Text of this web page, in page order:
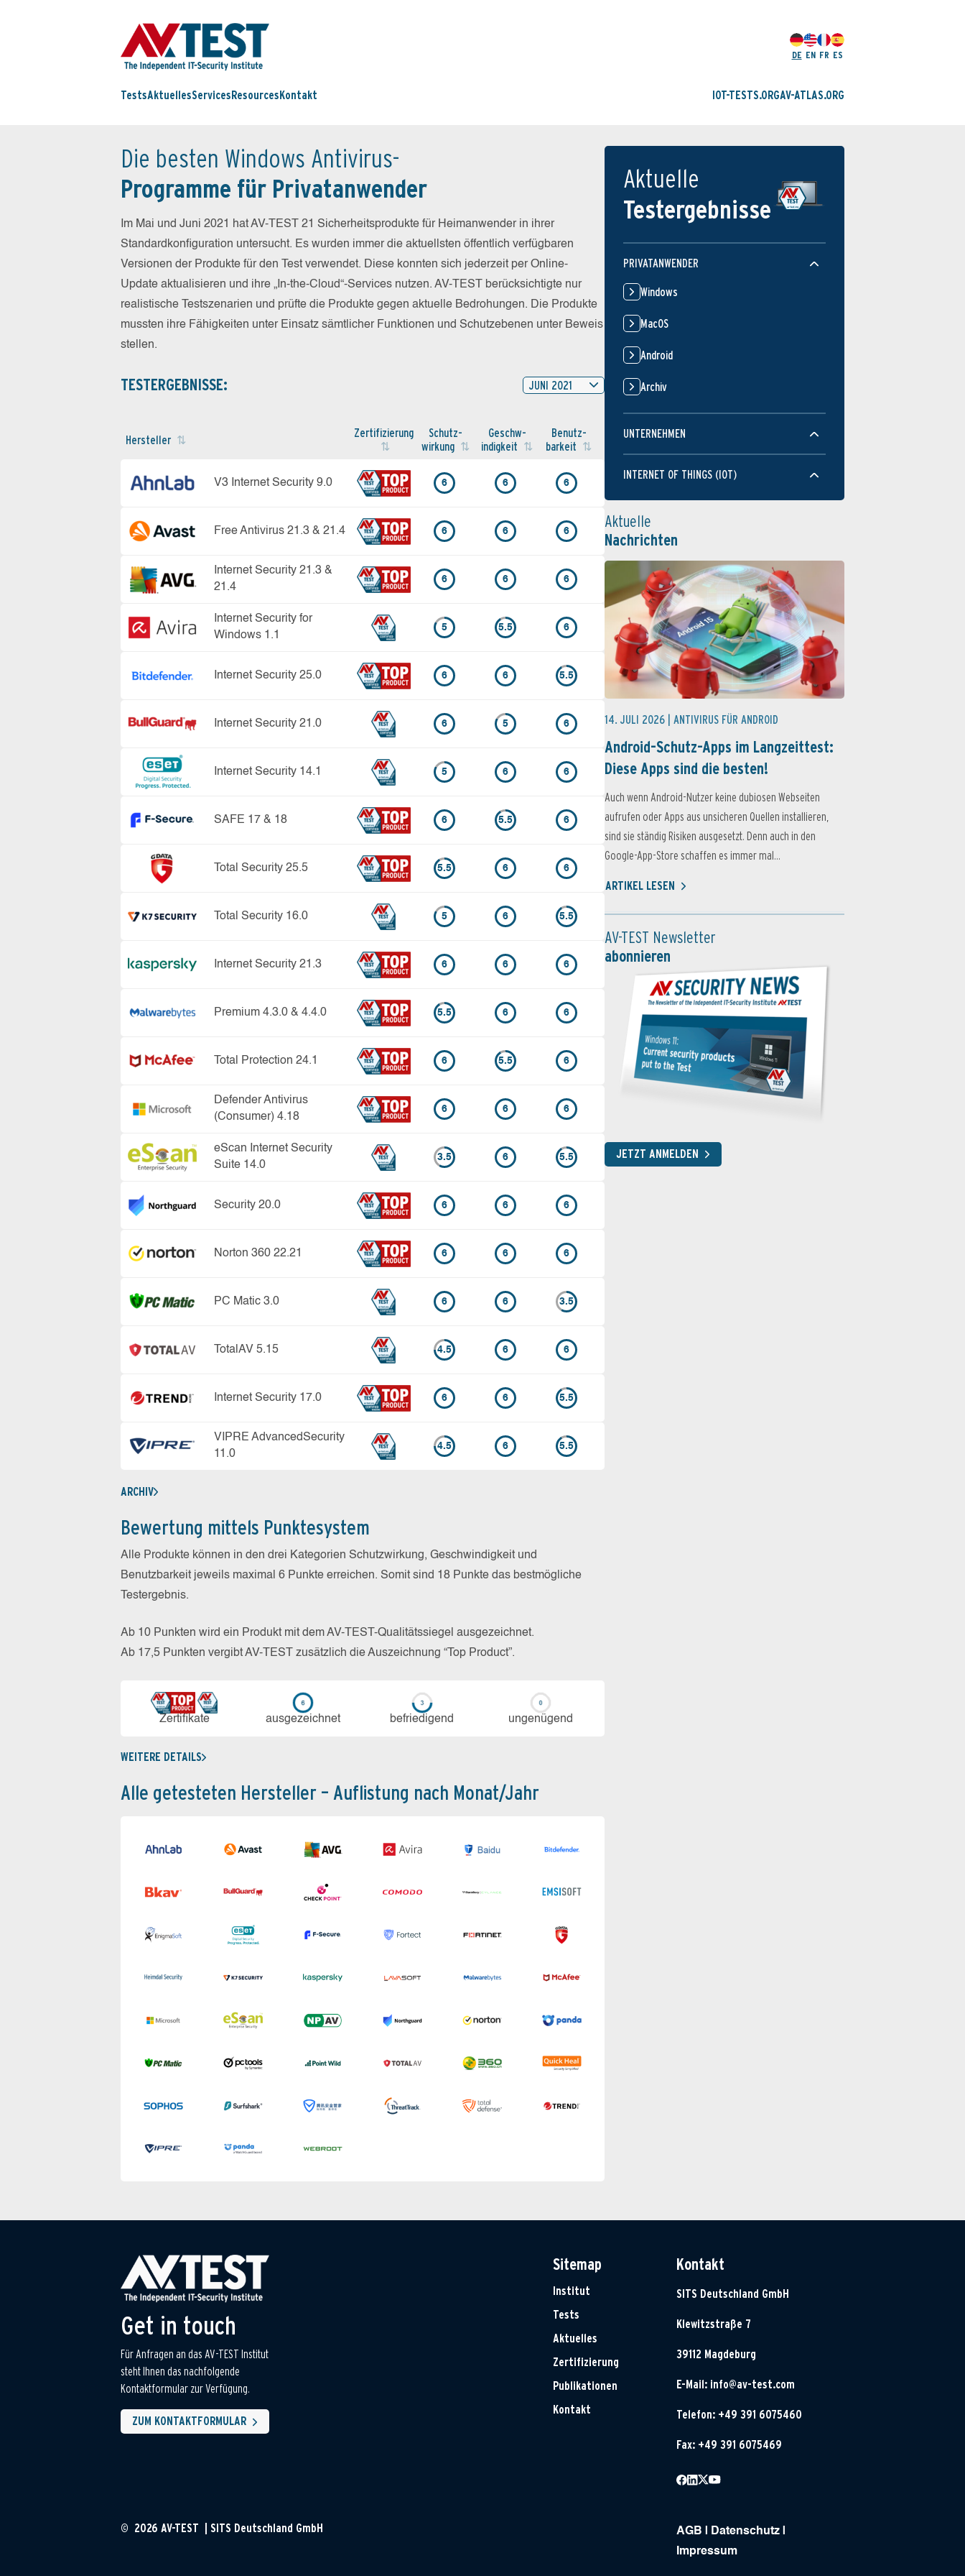
DE EN FR ES
TestsAktuellesServices Resources Kontakt IOT-TESTS.ORGAV-ATLAS.ORG
Die besten Windows Antivirus-
Programme für Privatanwender
Im Mai und Juni 2021 hat AV-TEST 21 Sicherheitsprodukte für Heimanwender in ihrer
Standardkonfiguration untersucht. Es wurden immer die aktuellsten öffentlich verfügbaren
Versionen der Produkte für den Test verwendet. Diese konnten sich jederzeit per Online-
Update aktualisieren und ihre „In-the-Cloud“-Services nutzen. AV-TEST berücksichtigte nur
realistische Testszenarien und prüfte die Produkte gegen aktuelle Bedrohungen. Die Produkte
mussten ihre Fähigkeiten unter Einsatz sämtlicher Funktionen und Schutzebenen unter Beweis
stellen.
TESTERGEBNISSE: JUNI 2021
Hersteller Zertifi­zierung
Schutz­
wirkung
Geschw­
indigkeit
Benutz­
barkeit
V3 Internet Security 9.0 6 6 6
Free Antivirus 21.3 & 21.4 6 6 6
Internet Security 21.3 &
21.4
6 6 6
Internet Security for
Windows 1.1
5 5.5 6
Internet Security 25.0 6 6 5.5
Internet Security 21.0 6 5 6
Internet Security 14.1 5 6 6
SAFE 17 & 18 6 5.5 6
Total Security 25.5 5.5 6 6
Total Security 16.0 5 6 5.5
Internet Security 21.3 6 6 6
Premium 4.3.0 & 4.4.0 5.5 6 6
Total Protection 24.1 6 5.5 6
Defender Antivirus
(Consumer) 4.18
6 6 6
eScan Internet Security
Suite 14.0
3.5 6 5.5
Security 20.0 6 6 6
Norton 360 22.21 6 6 6
PC Matic 3.0 6 6 3.5
TotalAV 5.15 4.5 6 6
Internet Security 17.0 6 6 5.5
VIPRE AdvancedSecurity
11.0
4.5 6 5.5
ARCHIV
Bewertung mittels Punktesystem
Alle Produkte können in den drei Kategorien Schutzwirkung, Geschwindigkeit und
Benutzbarkeit jeweils maximal 6 Punkte erreichen. Somit sind 18 Punkte das bestmögliche
Testergebnis.
Ab 10 Punkten wird ein Produkt mit dem AV-TEST-Qualitätssiegel ausgezeichnet.
Ab 17,5 Punkten vergibt AV-TEST zusätzlich die Auszeichnung “Top Product”.
Zerti­fikate aus­ge­zeich­net be­frie­di­gend un­ge­nü­gend
WEITERE DETAILS
Alle getesteten Hersteller – Auflistung nach Monat/Jahr
Aktuelle
Testergebnisse
PRIVATANWENDER
Windows
MacOS
Android
Archiv
UNTERNEHMEN
INTERNET OF THINGS (IOT)
Aktuelle
Nachrichten
14. JULI 2026 | ANTIVIRUS FÜR ANDROID
Android-Schutz-Apps im Langzeittest:
Diese Apps sind die besten!
Auch wenn Android-Nutzer keine dubiosen Webseiten
aufrufen oder Apps aus unsicheren Quellen installieren,
sind sie ständig Risiken ausgesetzt. Denn auch in den
Google-App-Store schaffen es immer mal...
ARTIKEL LESEN
AV-TEST Newsletter
abonnieren
JETZT ANMELDEN
Get in touch
Für Anfragen an das AV-TEST Institut
steht Ihnen das nachfolgende
Kontaktformular zur Verfügung.
ZUM KONTAKTFORMULAR
Sitemap
Institut
Tests
Aktuelles
Zertifizierung
Publikationen
Kontakt
Kontakt
SITS Deutschland GmbH
Klewitzstraße 7
39112 Magdeburg
E-Mail: info@av-test.com
Telefon: +49 391 6075460
Fax: +49 391 6075469
AGB | Datenschutz |
Impressum
© 2026 AV-TEST | SITS Deutschland GmbH